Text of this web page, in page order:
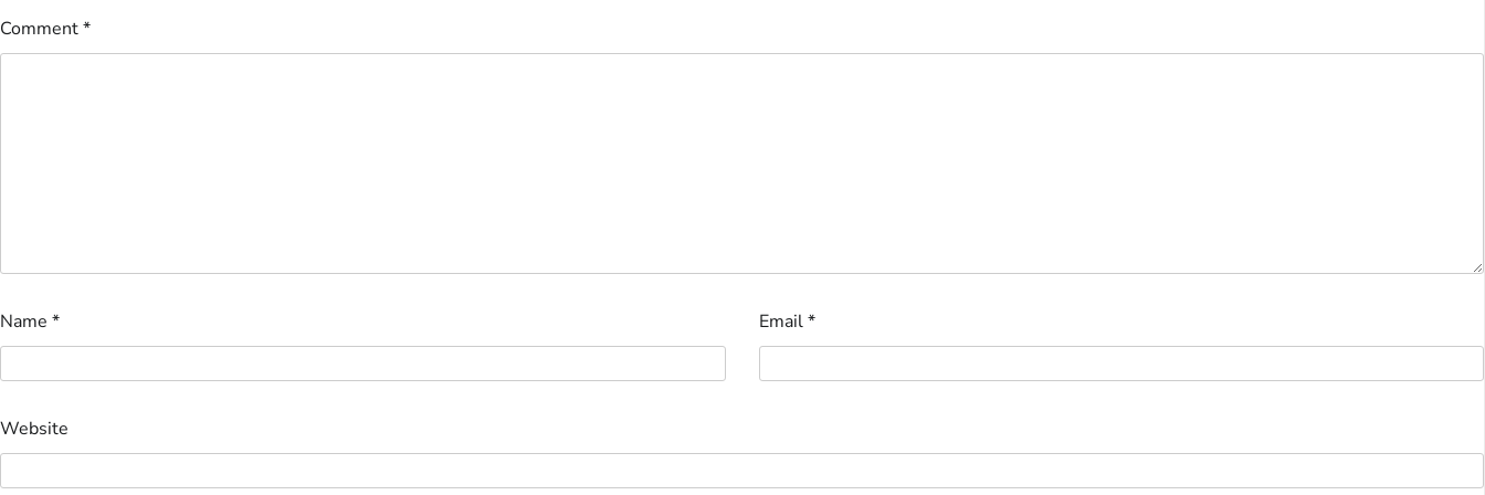
Comment*
Name * Email*
Website